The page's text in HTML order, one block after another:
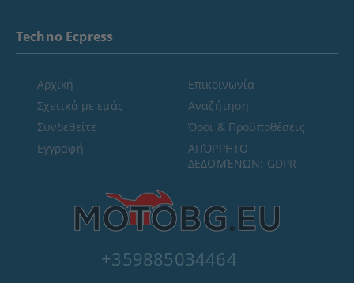
+359885034464
Techno Ecpress
Αρχική
Σχετικά με εμάς
Συνδεθείτε
Εγγραφή
Επικοινωνία
Αναζήτηση
Όροι & Προϋποθέσεις
ΑΠΌΡΡΗΤΟ
ΔΕΔΟΜΈΝΩΝ: GDPR